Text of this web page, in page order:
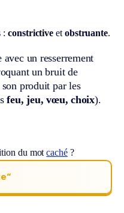
:constrictive et obstruante.
un resserrement
un bruit de
produit par les
feu, jeu, vœu, choix).
du motcaché?